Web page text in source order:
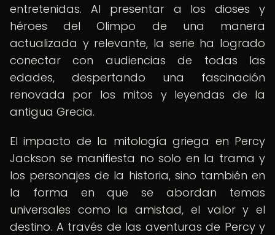
entretenidas. Al presentar a los dioses y
héroes del Olimpo de una manera
actualizada y relevante, la serie ha logrado
conectar con audiencias de todas las
edades, despertando una fascinación
renovada por los mitos y leyendas de la
antigua Grecia.
El impacto de la mitología griega en Percy
Jackson se manifiesta no solo en la trama y
los personajes de la historia, sino también en
la forma en que se abordan temas
universales como la amistad, el valor y el
destino. A través de las aventuras de Percy y